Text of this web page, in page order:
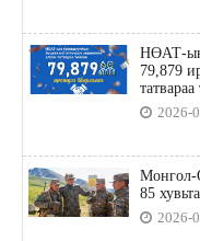
НӨАТ-ын
79,879
татвараа
2026-
Монгол-
85
2026-